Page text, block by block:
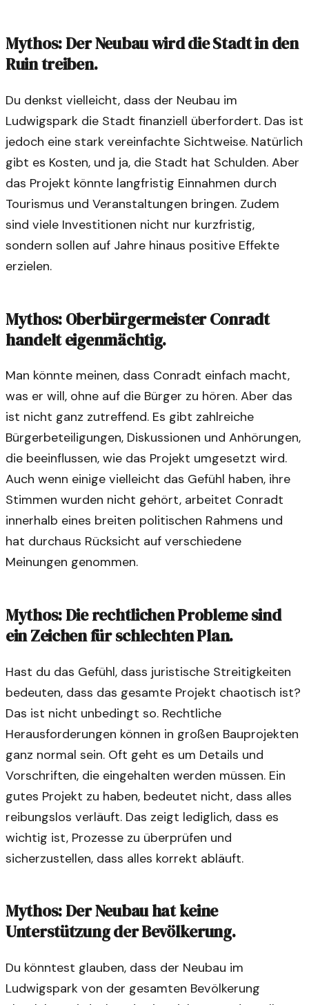
Mythos: Der Neubau wird die Stadt in den
Ruin treiben.
Du denkst vielleicht, dass der Neubau im
Ludwigspark die Stadt finanziell überfordert. Das ist
jedoch eine stark vereinfachte Sichtweise. Natürlich
gibt es Kosten, und ja, die Stadt hat Schulden. Aber
das Projekt könnte langfristig Einnahmen durch
Tourismus und Veranstaltungen bringen. Zudem
sind viele Investitionen nicht nur kurzfristig,
sondern sollen auf Jahre hinaus positive Effekte
erzielen.
Mythos: Oberbürgermeister Conradt
handelt eigenmächtig.
Man könnte meinen, dass Conradt einfach macht,
was er will, ohne auf die Bürger zu hören. Aber das
ist nicht ganz zutreffend. Es gibt zahlreiche
Bürgerbeteiligungen, Diskussionen und Anhörungen,
die beeinflussen, wie das Projekt umgesetzt wird.
Auch wenn einige vielleicht das Gefühl haben, ihre
Stimmen wurden nicht gehört, arbeitet Conradt
innerhalb eines breiten politischen Rahmens und
hat durchaus Rücksicht auf verschiedene
Meinungen genommen.
Mythos: Die rechtlichen Probleme sind
ein Zeichen für schlechten Plan.
Hast du das Gefühl, dass juristische Streitigkeiten
bedeuten, dass das gesamte Projekt chaotisch ist?
Das ist nicht unbedingt so. Rechtliche
Herausforderungen können in großen Bauprojekten
ganz normal sein. Oft geht es um Details und
Vorschriften, die eingehalten werden müssen. Ein
gutes Projekt zu haben, bedeutet nicht, dass alles
reibungslos verläuft. Das zeigt lediglich, dass es
wichtig ist, Prozesse zu überprüfen und
sicherzustellen, dass alles korrekt abläuft.
Mythos: Der Neubau hat keine
Unterstützung der Bevölkerung.
Du könntest glauben, dass der Neubau im
Ludwigspark von der gesamten Bevölkerung